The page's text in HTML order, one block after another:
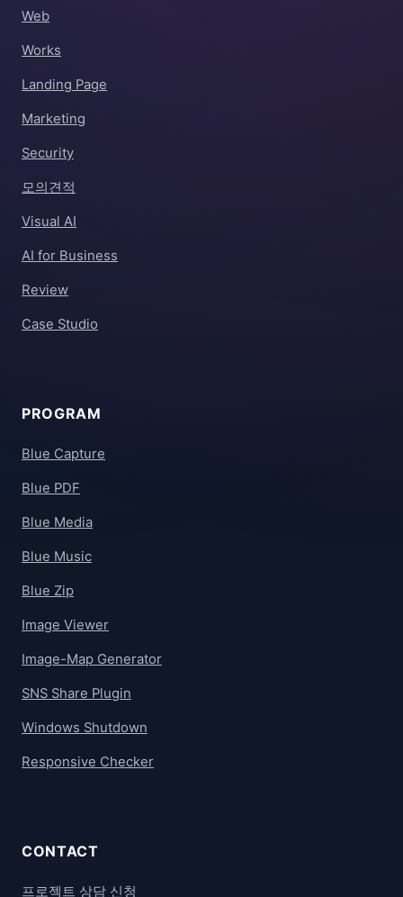
Web
Works
Landing Page
Marketing
Security
모의견적
Visual AI
AI for Business
Review
Case Studio
PROGRAM
Blue Capture
Blue PDF
Blue Media
Blue Music
Blue Zip
Image Viewer
Image-Map Generator
SNS Share Plugin
Windows Shutdown
Responsive Checker
CONTACT
프로젝트 상담 신청